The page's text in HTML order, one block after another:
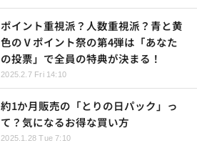
ポイント重視派？人数重視派？青と黄
色のⅤポイント祭の第4弾は「あなた
の投票」で全員の特典が決まる！
2025.2.7 Fri 14:10
約1か月販売の「とりの日パック」っ
て？気になるお得な買い方
2025.1.28 Tue 7:10